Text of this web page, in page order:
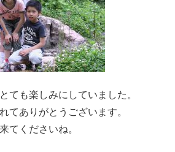
ても楽しみにしていました。
てありがとうございます。
てくださいね。